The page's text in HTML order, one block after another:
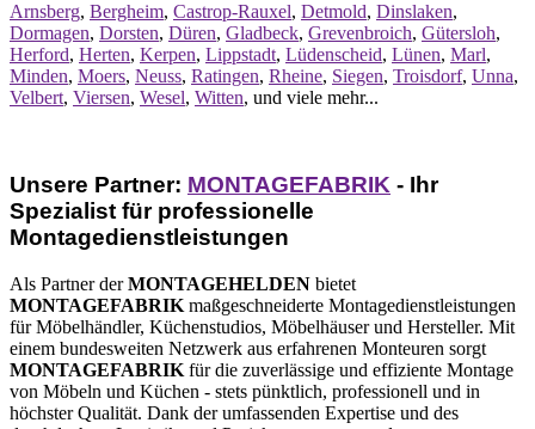
Arnsberg, Bergheim, Castrop-Rauxel, Detmold, Dinslaken,
Dormagen, Dorsten, Düren, Gladbeck, Grevenbroich, Gütersloh,
Herford, Herten, Kerpen, Lippstadt, Lüdenscheid, Lünen, Marl,
Minden, Moers, Neuss, Ratingen, Rheine, Siegen, Troisdorf, Unna,
Velbert, Viersen, Wesel, Witten, und viele mehr...
Unsere Partner: MONTAGEFABRIK - Ihr
Spezialist für professionelle
Montagedienstleistungen
Als Partner derMONTAGEHELDEN bietet
MONTAGEFABRIK maßgeschneiderte Montagedienstleistungen
für Möbelhändler, Küchenstudios, Möbelhäuser und Hersteller. Mit
einem bundesweiten Netzwerk aus erfahrenen Monteuren sorgt
MONTAGEFABRIK für die zuverlässige und effiziente Montage
von Möbeln und Küchen - stets pünktlich, professionell und in
höchster Qualität. Dank der umfassenden Expertise und des